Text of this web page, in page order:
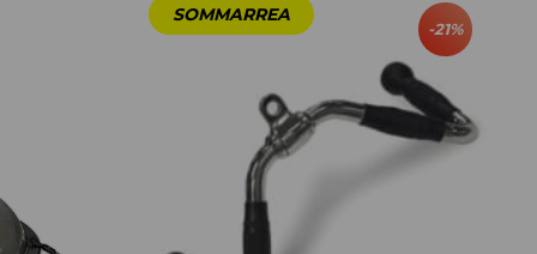
-21%